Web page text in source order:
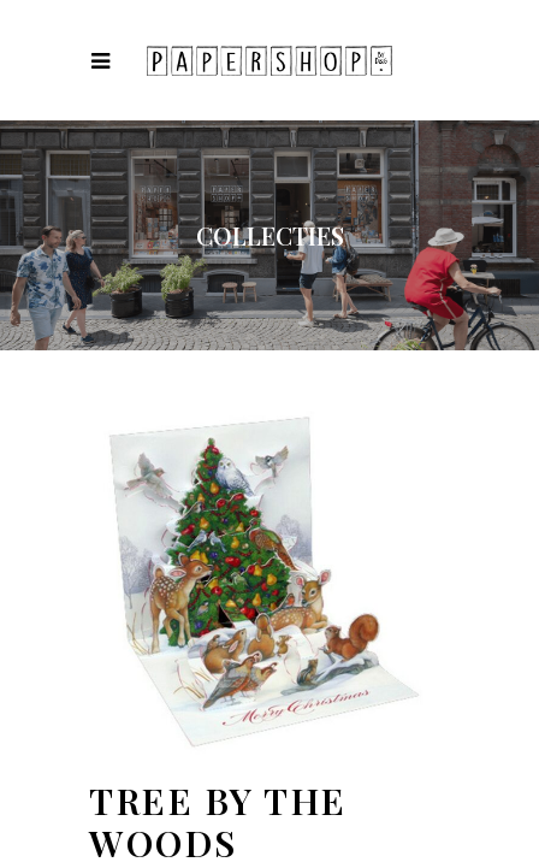
COLLECTIES
TREE BY THE
WOODS